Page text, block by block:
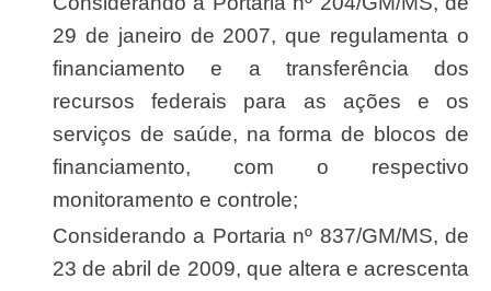
29 de janeiro de 2007, que regulamenta o
financiamento e a transferência dos
recursos federais para as ações e os
serviços de saúde, na forma de blocos de
financiamento, com o respectivo
monitoramento e controle;
Considerando a Portaria nº 837/GM/MS, de
23 de abril de 2009, que altera e acrescenta